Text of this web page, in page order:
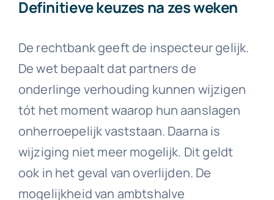
Definitieve keuzes na zes weken
De rechtbank geeft de inspecteur gelijk.
De wet bepaalt dat partners de
onderlinge verhouding kunnen wijzigen
tót het moment waarop hun aanslagen
onherroepelijk vaststaan. Daarna is
wijziging niet meer mogelijk. Dit geldt
ook in het geval van overlijden. De
mogelijkheid van ambtshalve